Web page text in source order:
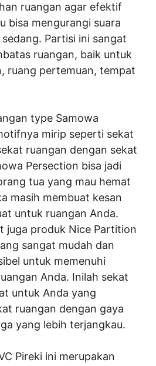
ruangan agar efektif
bisa mengurangi suara
Partisi ini sangat
ruangan, baik untuk
ruang pertemuan, tempat
type Samowa
mirip seperti sekat
ruangan dengan sekat
Persection bisa jadi
tua yang mau hemat
masih membuat kesan
untuk ruangan Anda.
juga produk Nice Partition
sangat mudah dan
untuk memenuhi
Anda. Inilah sekat
untuk Anda yang
ruangan dengan gaya
yang lebih terjangkau.
Pireki ini merupakan